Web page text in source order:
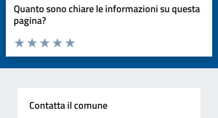
Quanto sono chiare le informazioni su questa
pagina?
Valuta da 1 a 5 stelle la pagina
Valuta 5 stelle su 5
Valuta 4 stelle su 5
Valuta 3 stelle su 5
Valuta 2 stelle su 5
Valuta 1 stelle su 5
Contatta il comune